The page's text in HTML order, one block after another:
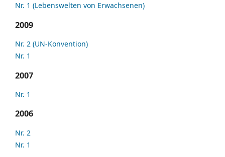
Nr. 1 (Lebenswelten von Erwachsenen)
2009
Nr. 2 (UN-Konvention)
Nr. 1
2007
Nr. 1
2006
Nr. 2
Nr. 1